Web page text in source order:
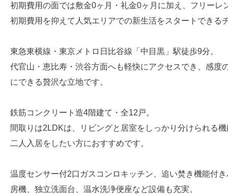
初期費用の面では敷金0ヶ月・礼金0ヶ月に加え、フリーレ
初期費用を抑えて人気エリアでの新生活をスタートできる
東急東横線・東京メトロ日比谷線「中目黒」駅徒歩9分。
代官山・恵比寿・渋谷方面へも軽快にアクセスでき、感度
にできる贅沢な立地です。
鉄筋コンクリート造4階建て・全12戸。
間取りは2LDKは、リビングと居室をしっかり分けられる
二人入居をしたい方におすすめです。
温度センサー付2口ガスコンロキッチン、追い焚き機能付
房機、独立洗面台、温水洗浄便座など設備も充実。